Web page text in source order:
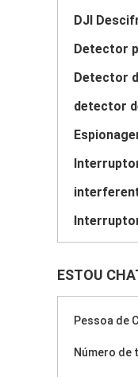
DJI
Detector
Detector
ESTOU
Pessoa de
Número de